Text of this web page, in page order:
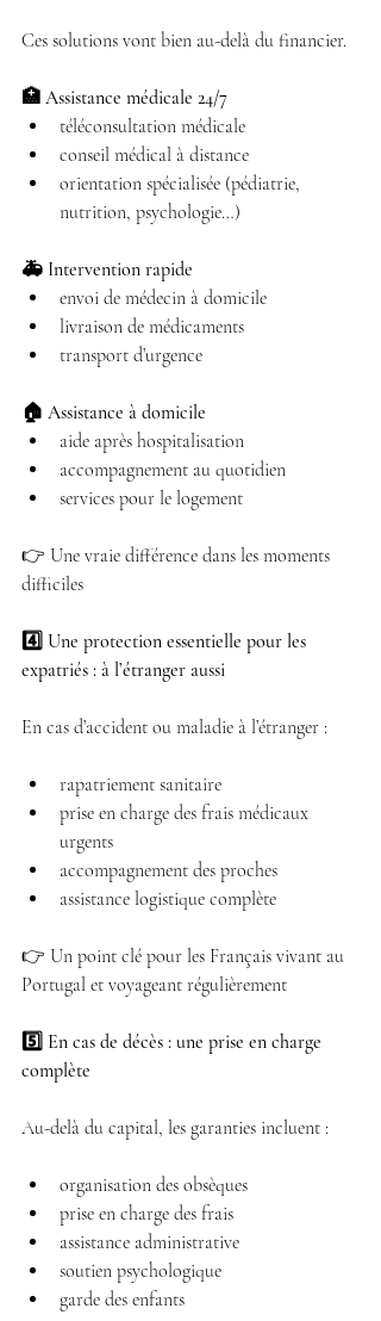
Ces solutions vont bien au-delà du financier.
🏥 Assistance médicale 24/7
téléconsultation médicale
conseil médical à distance
orientation spécialisée (pédiatrie,
nutrition, psychologie…)
🚑 Intervention rapide
envoi de médecin à domicile
livraison de médicaments
transport d’urgence
🏠 Assistance à domicile
aide après hospitalisation
accompagnement au quotidien
services pour le logement
👉 Une vraie différence dans les moments
difficiles
4️⃣ Une protection essentielle pour les
expatriés : à l’étranger aussi
En cas d’accident ou maladie à l’étranger :
rapatriement sanitaire
prise en charge des frais médicaux
urgents
accompagnement des proches
assistance logistique complète
👉 Un point clé pour les Français vivant au
Portugal et voyageant régulièrement
5️⃣ En cas de décès : une prise en charge
complète
Au-delà du capital, les garanties incluent :
organisation des obsèques
prise en charge des frais
assistance administrative
soutien psychologique
garde des enfants